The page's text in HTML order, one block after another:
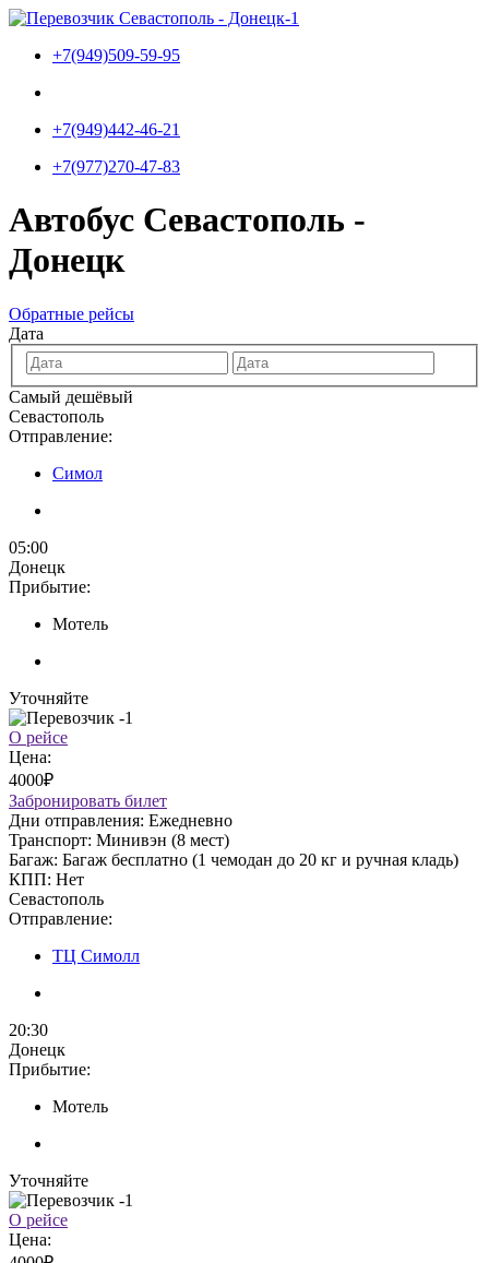
Перейти
содержимому
+7(949)509-59-95
+7(949)442-46-21
+7(977)270-47-83
Автобус Севастополь -
Донецк
Обратные рейсы
Дата
Самый дешёвый
Севастополь
Отправление:
Симол
05:00
Донецк
Прибытие:
Мотель
Уточняйте
О рейсе
Цена:
4000₽
Забронировать билет
Дни отправления: Ежедневно
Транспорт: Минивэн (8 мест)
Багаж: Багаж бесплатно (1 чемодан до 20 кг и ручная кладь)
КПП: Нет
Севастополь
Отправление:
ТЦ Симолл
20:30
Донецк
Прибытие:
Мотель
Уточняйте
О рейсе
Цена: